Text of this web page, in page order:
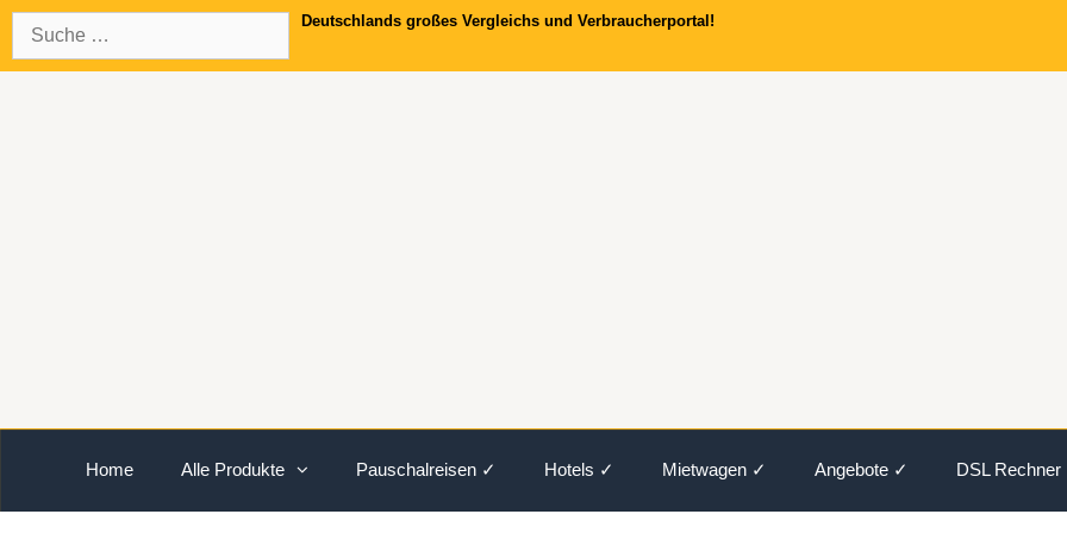
Springe
zum
Inhalt
nach:
Deutschlands großes Vergleichs und Verbraucherportal!
Home Alle Produkte Pauschalreisen ✓ Hotels ✓ Mietwagen ✓ Angebote ✓ DSL Rechner